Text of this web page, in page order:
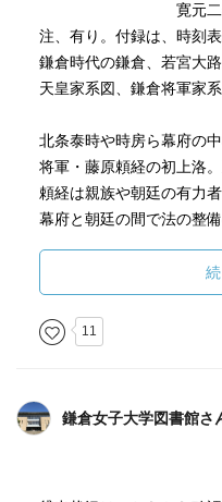
寛元二年
注、有り。付録は、時刻
鎌倉時代の鎌倉、若宮大路
天皇家系図、鎌倉将軍家
北条泰時や時房ら幕府の中
将軍・藤原頼経の初上洛
頼経は親族や朝廷の有力
幕府と朝廷の間で法の整
幼い四条天皇の崩御から
位。
そして宿老や要人の死。
執権の泰時までも亡くな
皇も。
11
鎌倉女子大学図書館さ